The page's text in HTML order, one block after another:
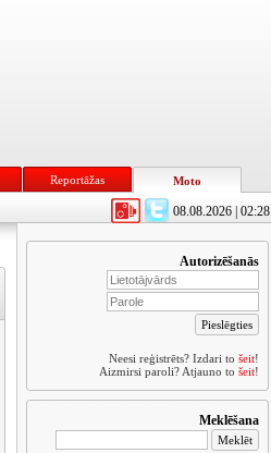
Reportāžas Moto
08.08.2026 | 02:28
Autorizēšanās
Neesi reģistrēts? Izdari to šeit!
Aizmirsi paroli? Atjauno to šeit!
Meklēšana